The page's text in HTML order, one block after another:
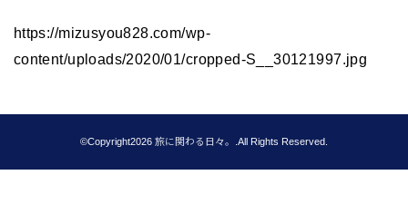
https://mizusyou828.com/wp-
content/uploads/2020/01/cropped-S__30121997.jpg
©Copyright2026 旅に関わる日々。 .All Rights Reserved.